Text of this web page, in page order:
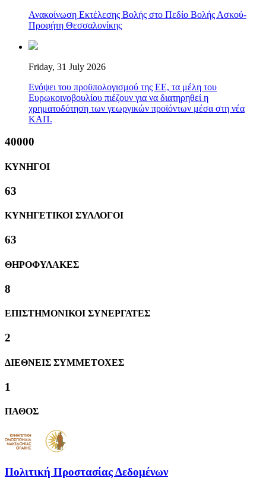
Ανακοίνωση Εκτέλεσης Βολής στο Πεδίο Βολής Ασκού-
Προφήτη Θεσσαλονίκης
Friday, 31 July 2026
Ενόψει του προϋπολογισμού της ΕΕ, τα μέλη του
Ευρωκοινοβουλίου πιέζουν για να διατηρηθεί η
χρηματοδότηση των γεωργικών προϊόντων μέσα στη νέα
ΚΑΠ.
40000
ΚΥΝΗΓΟΙ
63
ΚΥΝΗΓΕΤΙΚΟΙ ΣΥΛΛΟΓΟΙ
63
ΘΗΡΟΦΥΛΑΚΕΣ
8
ΕΠΙΣΤΗΜΟΝΙΚΟΙ ΣΥΝΕΡΓΑΤΕΣ
2
ΔΙΕΘΝΕΙΣ ΣΥΜΜΕΤΟΧΕΣ
1
ΠΑΘΟΣ
Πολιτική Προστασίας Δεδομένων